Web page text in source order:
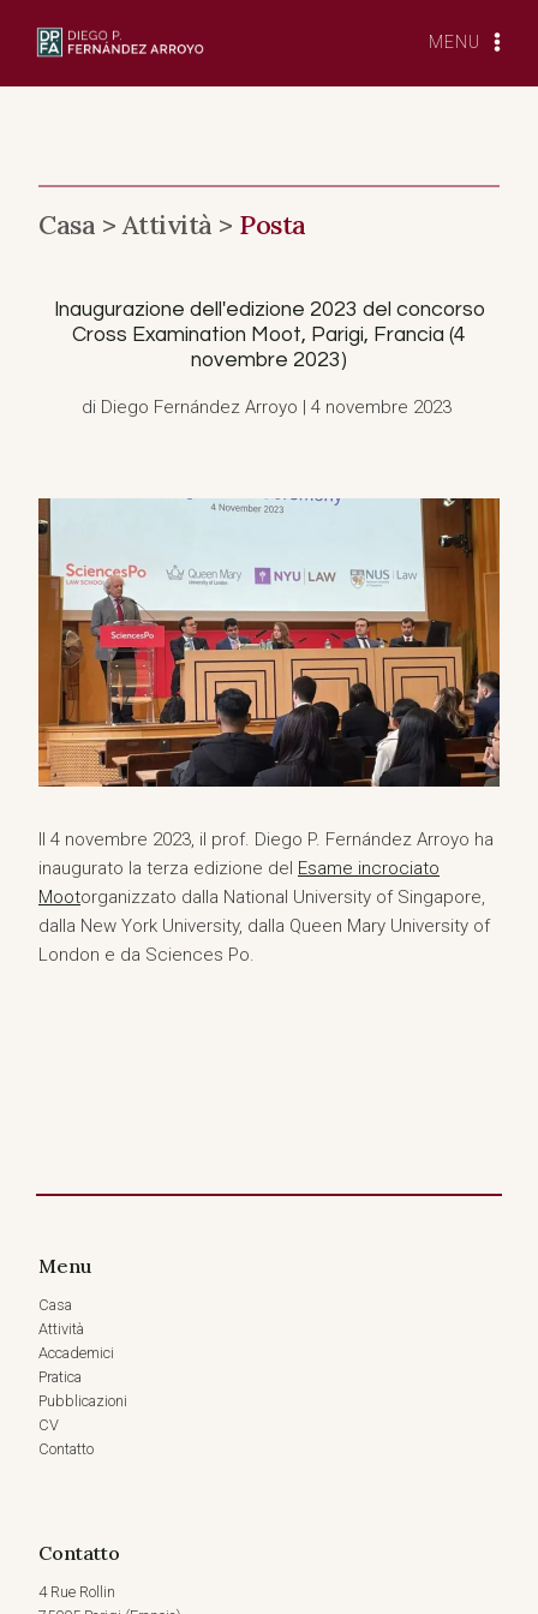
MENU
Casa >Attività > Posta
Inaugurazione dell'edizione 2023 del concorso
Cross Examination Moot, Parigi, Francia (4
novembre 2023)
di Diego Fernández Arroyo | 4 novembre 2023
Il 4 novembre 2023, il prof. Diego P. Fernández Arroyo ha
inaugurato la terza edizione del Esame incrociato
Mootorganizzato dalla National University of Singapore,
dalla New York University, dalla Queen Mary University of
London e da Sciences Po.
Menu
Casa
Attività
Accademici
Pratica
Pubblicazioni
CV
Contatto
Contatto
4 Rue Rollin